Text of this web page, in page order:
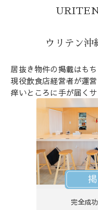
ウリテン沖
居抜き物件の掲載はもち
現役飲食店経営者が運
痒いところに手が届くサ
完全成